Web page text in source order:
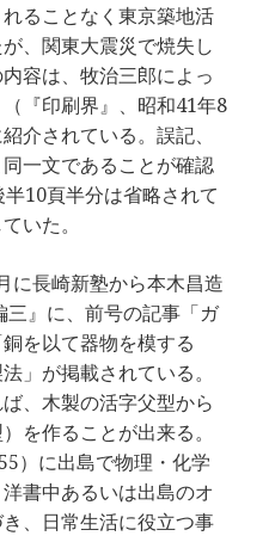
ることなく東京築地活
、関東大震災で焼失し
容は、牧治三郎によっ
『印刷界』、昭和41年8
介されている。誤記、
一文であることが確認
10頁半分は省略されて
いた。
に長崎新塾から本木昌造
三』に、前号の記事「ガ
を以て器物を模する
」が掲載されている。
、木製の活字父型から
を作ることが出来る。
）に出島で物理・化学
書中あるいは出島のオ
、日常生活に役立つ事